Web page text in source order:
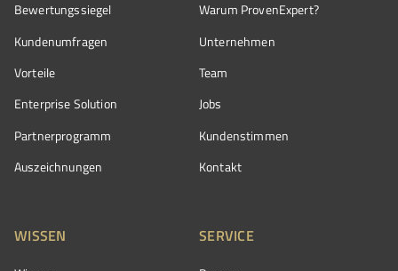
Bewertungssiegel
Kundenumfragen
Vorteile
Enterprise Solution
Partnerprogramm
Auszeichnungen
Warum ProvenExpert?
Unternehmen
Team
Jobs
Kundenstimmen
Kontakt
WISSEN SERVICE